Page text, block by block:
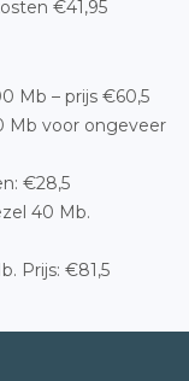
€41,95
Mb – prijs €60,5
Mb voor ongeveer
€28,5
40 Mb.
Prijs: €81,5